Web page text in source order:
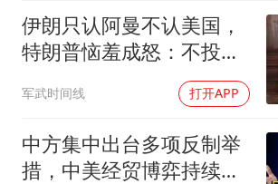
伊朗只认阿曼不认美国，
特朗普恼羞成怒：不投降
军武时间线 打开APP
中方集中出台多项反制举
措，中美经贸博弈持续升